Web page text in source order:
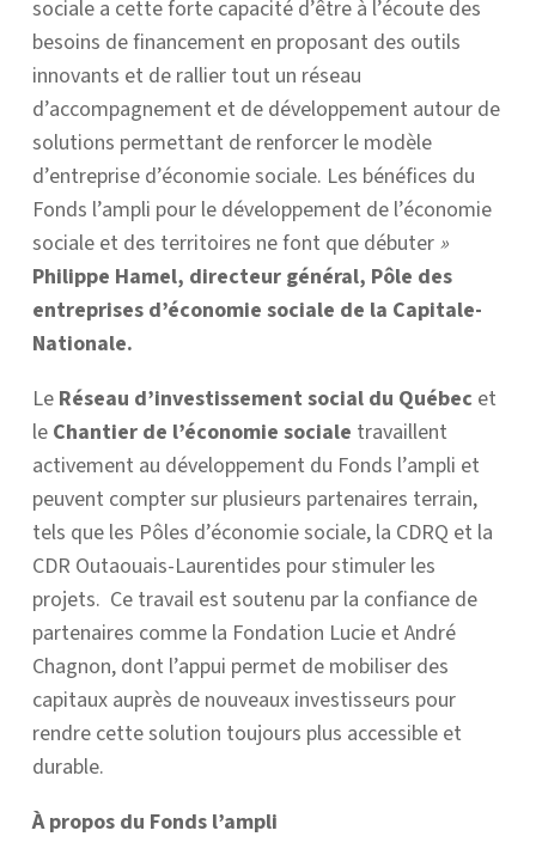
sociale a cette forte capacité d’être à l’écoute des
besoins de financement en proposant des outils
innovants et de rallier tout un réseau
d’accompagnement et de développement autour de
solutions permettant de renforcer le modèle
d’entreprise d’économie sociale. Les bénéfices du
Fonds l’ampli pour le développement de l’économie
sociale et des territoires ne font que débuter »
Philippe Hamel, directeur général, Pôle des
entreprises d’économie sociale de la Capitale-
Nationale.
Le Réseau d’investissement social du Québec et
le Chantier de l’économie sociale travaillent
activement au développement du Fonds l’ampli et
peuvent compter sur plusieurs partenaires terrain,
tels que les Pôles d’économie sociale, la CDRQ et la
CDR Outaouais-Laurentides pour stimuler les
projets. Ce travail est soutenu par la confiance de
partenaires comme la Fondation Lucie et André
Chagnon, dont l’appui permet de mobiliser des
capitaux auprès de nouveaux investisseurs pour
rendre cette solution toujours plus accessible et
durable.
À propos du Fonds l’ampli